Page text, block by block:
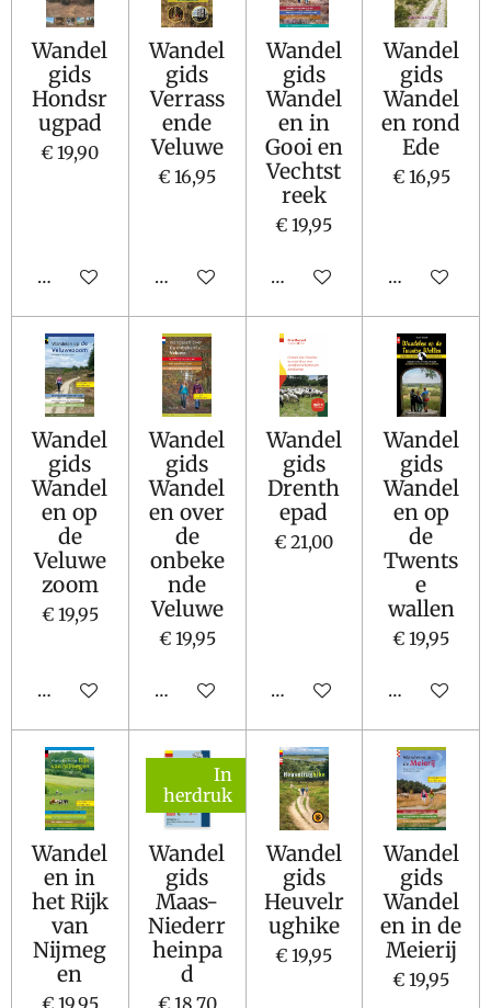
Wandel
gids
Hondsr
ugpad
€ 19,90
In winkelwagen
Wandel
gids
Verrass
ende
Veluwe
€ 16,95
In winkelwagen
Wandel
gids
Wandel
en in
Gooi en
Vechtst
reek
€ 19,95
In winkelwagen
Wandel
gids
Wandel
en rond
Ede
€ 16,95
In
Wandel
gids
Wandel
en op
de
Veluwe
zoom
€ 19,95
In winkelwagen
Wandel
gids
Wandel
en over
de
onbeke
nde
Veluwe
€ 19,95
In winkelwagen
Wandel
gids
Drenth
epad
€ 21,00
In winkelwagen
Wandel
gids
Wandel
en op
de
Twents
e
wallen
€ 19,95
In
Wandel
en in
het Rijk
van
Nijmeg
en
€ 19,95
In
herdruk
Wandel
gids
Maas-
Niederr
heinpa
d
€ 18,70
Wandel
gids
Heuvelr
ughike
€ 19,95
Wandel
gids
Wandel
en in de
Meierij
€ 19,95